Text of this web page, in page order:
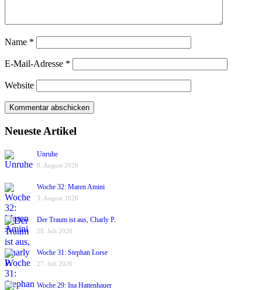
Name *
E-Mail-Adresse *
Website
Neueste Artikel
Unruhe
8. August 2026
Woche 32: Maren Amini
3. August 2026
Der Traum ist aus, Charly P.
28. Juli 2026
Woche 31: Stephan Lorse
27. Juli 2026
Woche 29: Ina Hattenhauer